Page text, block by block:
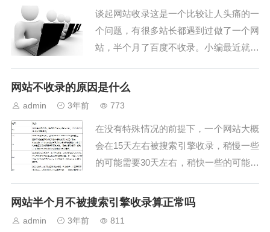
谈起网站收录这是一个比较让人头痛的一
个问题，有很多站长都遇到过做了一个网
站，半个月了百度不收录。小编最近就遇
么办，那些原因会导致网站不收录?今天
网站不收录的原因是什么
admin 3年前 773
在没有特殊情况的前提下，一个网站大概
会在15天左右被搜索引擎收录，稍慢一些
的可能需要30天左右，稍快一些的可能会
问题无法被搜索引擎正常收录，以下是个
网站半个月不被搜索引擎收录算正常吗
admin 3年前 811